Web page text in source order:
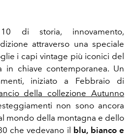
di storia, innovamento,
attraverso una speciale
i capi vintage più iconici del
in chiave contemporanea. Un
iniziato a Febbraio di
della collezione Autunno
non sono ancora
mondo della montagna e dello
che vedevano il blu, bianco e